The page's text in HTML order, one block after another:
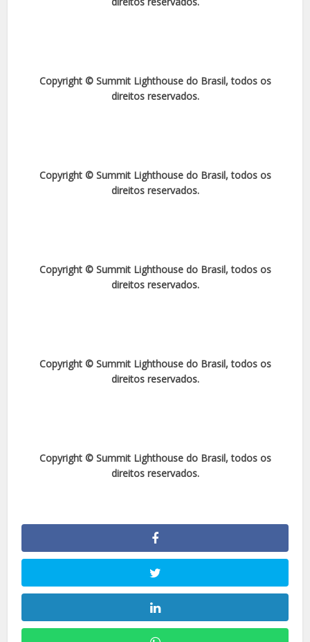
Copyright © Summit Lighthouse do Brasil, todos os
direitos reservados.
Copyright © Summit Lighthouse do Brasil, todos os
direitos reservados.
Copyright © Summit Lighthouse do Brasil, todos os
direitos reservados.
Copyright © Summit Lighthouse do Brasil, todos os
direitos reservados.
Copyright © Summit Lighthouse do Brasil, todos os
direitos reservados.